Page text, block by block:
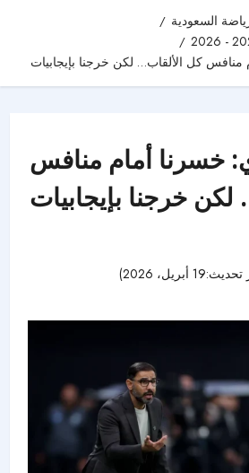
السعودية
كل الألقاب… لكن خرجنا بإيجابيات
خسرنا أمام منافس
خرجنا بإيجابيات